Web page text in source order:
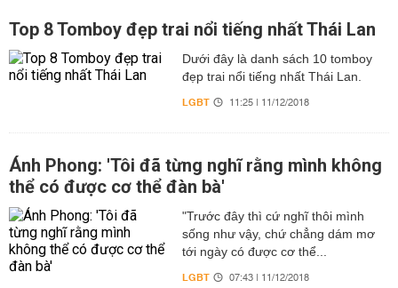
Top 8 Tomboy đẹp trai nổi tiếng nhất Thái Lan
Dưới đây là danh sách 10 tomboy
đẹp trai nổi tiếng nhất Thái Lan.
LGBT 11:25 | 11/12/2018
Ánh Phong: 'Tôi đã từng nghĩ rằng mình không
thể có được cơ thể đàn bà'
"Trước đây thì cứ nghĩ thôi mình
sống như vậy, chứ chẳng dám mơ
tới ngày có được cơ thể...
LGBT 07:43 | 11/12/2018